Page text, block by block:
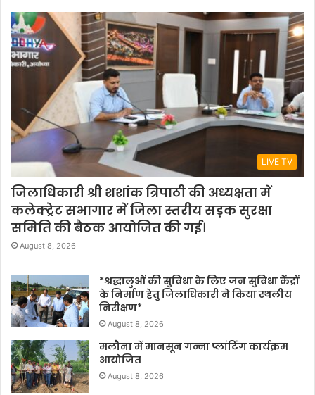
LIVE TV
जिलाधिकारी श्री शशांक त्रिपाठी की अध्यक्षता में
कलेक्ट्रेट सभागार में जिला स्तरीय सड़क सुरक्षा
समिति की बैठक आयोजित की गई।
August 8, 2026
*श्रद्धालुओं की सुविधा के लिए जन सुविधा केंद्रों
के निर्माण हेतु जिलाधिकारी ने किया स्थलीय
निरीक्षण*
August 8, 2026
मलौना में मानसून गन्ना प्लांटिंग कार्यक्रम
आयोजित
August 8, 2026